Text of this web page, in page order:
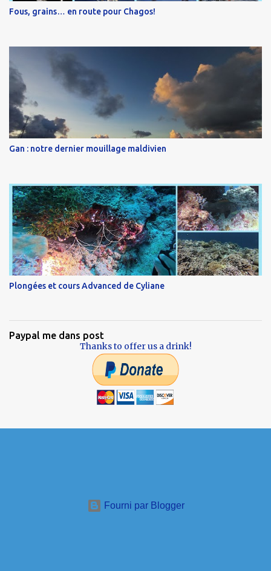
Fous, grains… en route pour Chagos!
Gan : notre dernier mouillage maldivien
Plongées et cours Advanced de Cyliane
Paypal me dans post
Thanks to offer us a drink!
Fourni par Blogger